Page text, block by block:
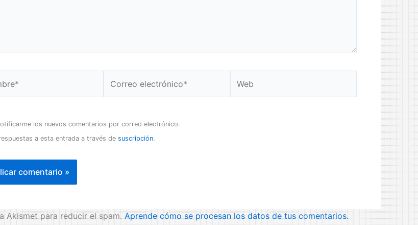
electrónico*
los nuevos comentarios por correo electrónico.
a esta entrada a través de suscripción.
Akismet para reducir el spam.Aprende cómo se procesan los datos de tus comentarios.